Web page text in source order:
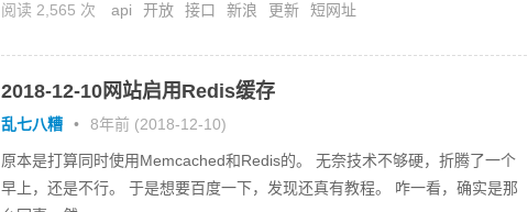
阅读 2,565 次 api 开放 接口 新浪 更新 短网址
2018-12-10网站启用Redis缓存
乱七八糟 • 8年前 (2018-12-10)
原本是打算同时使用Memcached和Redis的。 无奈技术不够硬，折腾了一个
早上，还是不行。 于是想要百度一下，发现还真有教程。 咋一看，确实是那